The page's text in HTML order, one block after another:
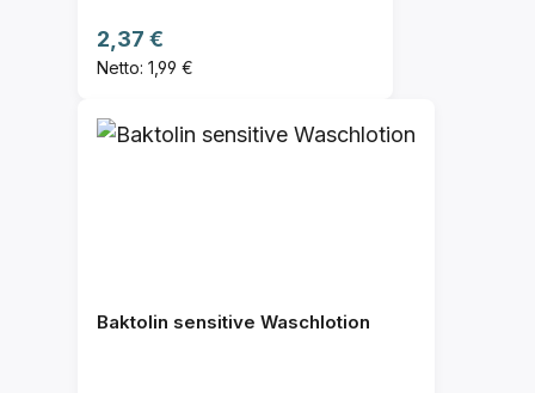
Regulärer Preis:
2,37 €
Netto: 1,99 €
Baktolin sensitive Waschlotion